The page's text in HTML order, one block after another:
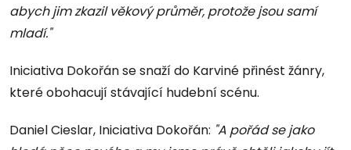
abych jim zkazil věkový průměr, protože jsou samí
mladí."
Iniciativa Dokořán se snaží do Karviné přinést žánry,
které obohacují stávající hudební scénu.
Daniel Cieslar, Iniciativa Dokořán: "A pořád se jako